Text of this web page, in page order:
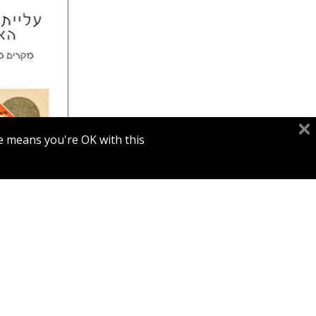
מירי
דורון מגן
you're OK with this.